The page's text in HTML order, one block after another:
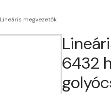
Lineáris megvezetők
6432